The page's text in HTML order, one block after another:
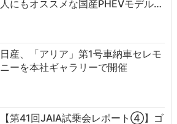
人にもオススメな国産PHEVモデル…
日産、「アリア」第1号車納車セレモ
ニーを本社ギャラリーで開催
【第41回JAIA試乗会レポート④】ゴ